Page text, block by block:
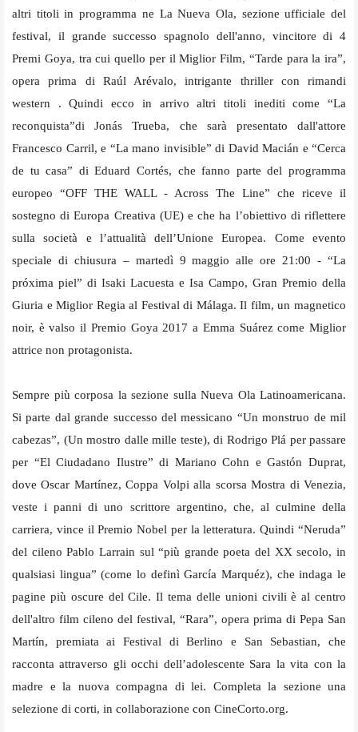
altri titoli in programma ne La Nueva Ola, sezione ufficiale del
festival, il grande successo spagnolo dell'anno, vincitore di 4
Premi Goya, tra cui quello per il Miglior Film, “Tarde para la ira”,
opera prima di Raúl Arévalo, intrigante thriller con rimandi
western . Quindi ecco in arrivo altri titoli inediti come “La
reconquista”di Jonás Trueba, che sarà presentato dall'attore
Francesco Carril, e “La mano invisible” di David Macián e “Cerca
de tu casa” di Eduard Cortés, che fanno parte del programma
europeo “OFF THE WALL - Across The Line” che riceve il
sostegno di Europa Creativa (UE) e che ha l’obiettivo di riflettere
sulla società e l’attualità dell’Unione Europea. Come evento
speciale di chiusura – martedì 9 maggio alle ore 21:00 - “La
próxima piel” di Isaki Lacuesta e Isa Campo, Gran Premio della
Giuria e Miglior Regia al Festival di Málaga. Il film, un magnetico
noir, è valso il Premio Goya 2017 a Emma Suárez come Miglior
attrice non protagonista.
Sempre più corposa la sezione sulla Nueva Ola Latinoamericana.
Si parte dal grande successo del messicano “Un monstruo de mil
cabezas”, (Un mostro dalle mille teste), di Rodrigo Plá per passare
per “El Ciudadano Ilustre” di Mariano Cohn e Gastón Duprat,
dove Oscar Martínez, Coppa Volpi alla scorsa Mostra di Venezia,
veste i panni di uno scrittore argentino, che, al culmine della
carriera, vince il Premio Nobel per la letteratura. Quindi “Neruda”
del cileno Pablo Larrain sul “più grande poeta del XX secolo, in
qualsiasi lingua” (come lo definì García Marquéz), che indaga le
pagine più oscure del Cile. Il tema delle unioni civili è al centro
dell'altro film cileno del festival, “Rara”, opera prima di Pepa San
Martín, premiata ai Festival di Berlino e San Sebastian, che
racconta attraverso gli occhi dell’adolescente Sara la vita con la
madre e la nuova compagna di lei. Completa la sezione una
selezione di corti, in collaborazione con CineCorto.org.